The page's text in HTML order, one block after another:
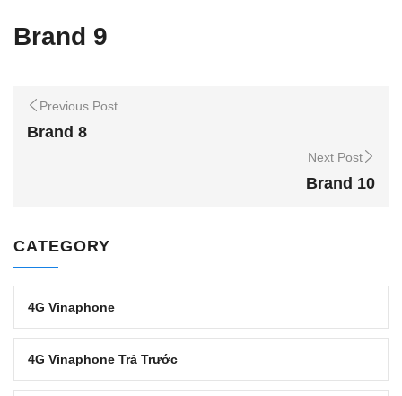
Brand 9
Previous Post
Brand 8
Next Post
Brand 10
CATEGORY
4G Vinaphone
4G Vinaphone Trả Trước